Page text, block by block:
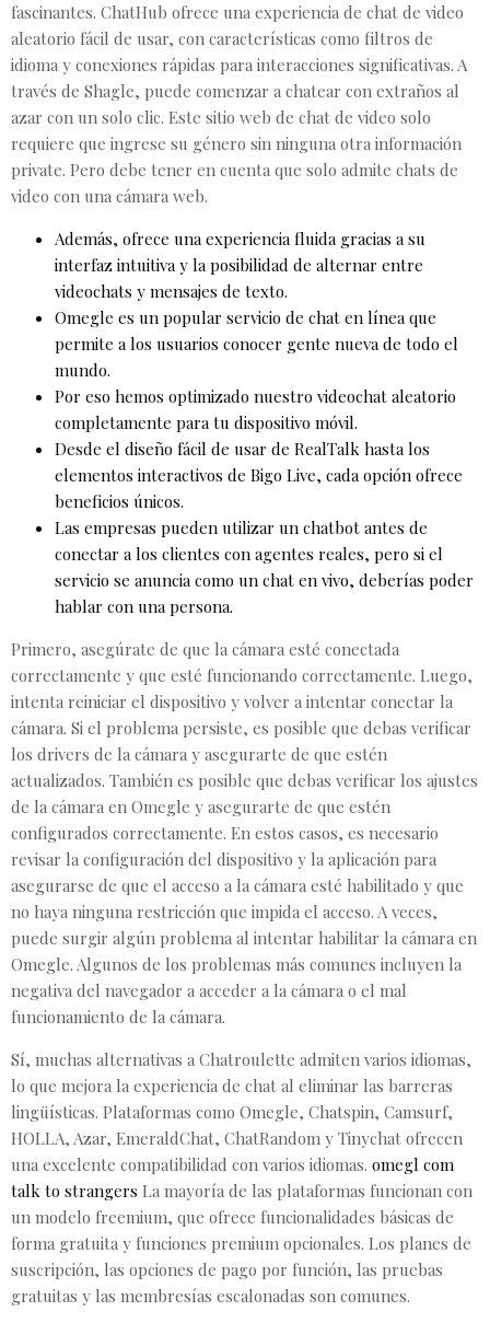
fascinantes. ChatHub ofrece una experiencia de chat de video
aleatorio fácil de usar, con características como filtros de
idioma y conexiones rápidas para interacciones significativas. A
través de Shagle, puede comenzar a chatear con extraños al
azar con un solo clic. Este sitio web de chat de video solo
requiere que ingrese su género sin ninguna otra información
private. Pero debe tener en cuenta que solo admite chats de
video con una cámara web.
Además, ofrece una experiencia fluida gracias a su
interfaz intuitiva y la posibilidad de alternar entre
videochats y mensajes de texto.
Omegle es un popular servicio de chat en línea que
permite a los usuarios conocer gente nueva de todo el
mundo.
Por eso hemos optimizado nuestro videochat aleatorio
completamente para tu dispositivo móvil.
Desde el diseño fácil de usar de RealTalk hasta los
elementos interactivos de Bigo Live, cada opción ofrece
beneficios únicos.
Las empresas pueden utilizar un chatbot antes de
conectar a los clientes con agentes reales, pero si el
servicio se anuncia como un chat en vivo, deberías poder
hablar con una persona.
Primero, asegúrate de que la cámara esté conectada
correctamente y que esté funcionando correctamente. Luego,
intenta reiniciar el dispositivo y volver a intentar conectar la
cámara. Si el problema persiste, es posible que debas verificar
los drivers de la cámara y asegurarte de que estén
actualizados. También es posible que debas verificar los ajustes
de la cámara en Omegle y asegurarte de que estén
configurados correctamente. En estos casos, es necesario
revisar la configuración del dispositivo y la aplicación para
asegurarse de que el acceso a la cámara esté habilitado y que
no haya ninguna restricción que impida el acceso. A veces,
puede surgir algún problema al intentar habilitar la cámara en
Omegle. Algunos de los problemas más comunes incluyen la
negativa del navegador a acceder a la cámara o el mal
funcionamiento de la cámara.
Sí, muchas alternativas a Chatroulette admiten varios idiomas,
lo que mejora la experiencia de chat al eliminar las barreras
lingüísticas. Plataformas como Omegle, Chatspin, Camsurf,
HOLLA, Azar, EmeraldChat, ChatRandom y Tinychat ofrecen
una excelente compatibilidad con varios idiomas. omegl com
talk to strangers La mayoría de las plataformas funcionan con
un modelo freemium, que ofrece funcionalidades básicas de
forma gratuita y funciones premium opcionales. Los planes de
suscripción, las opciones de pago por función, las pruebas
gratuitas y las membresías escalonadas son comunes.